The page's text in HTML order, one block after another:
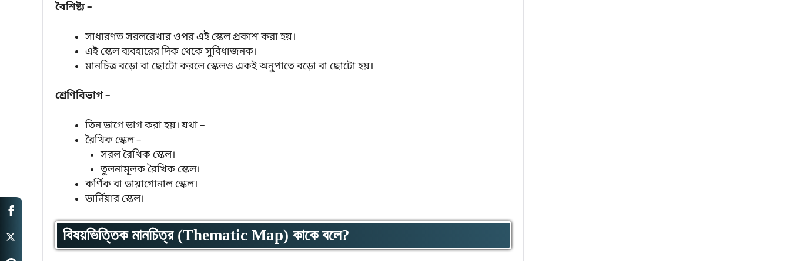
বৈশিষ্ট্য –
সাধারণত সরলরেখার ওপর এই স্কেল প্রকাশ করা হয়।
এই স্কেল ব্যবহারের দিক থেকে সুবিধাজনক।
মানচিত্র বড়ো বা ছোটো করলে স্কেলও একই অনুপাতে বড়ো বা ছোটো হয়।
শ্রেণিবিভাগ –
তিন ভাগে ভাগ করা হয়। যথা –
রৈখিক স্কেল –
সরল রৈখিক স্কেল।
তুলনামূলক রৈখিক স্কেল।
কর্ণিক বা ডায়াগোনাল স্কেল।
ভার্নিয়ার স্কেল।
বিষয়ভিত্তিক মানচিত্র (Thematic Map) কাকে বলে?